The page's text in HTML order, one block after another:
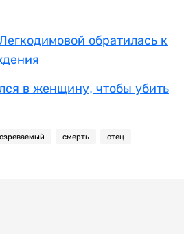
обратилась к
в женщину, чтобы убить
смерть отец